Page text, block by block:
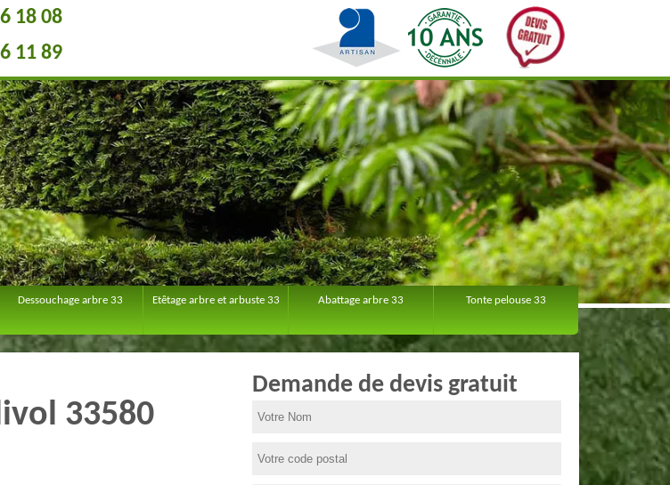
18 08
11 89
Dessouchage arbre 33 Etêtage arbre et arbuste 33 Abattage arbre 33 Tonte pelouse 33
33580
Demande de devis gratuit